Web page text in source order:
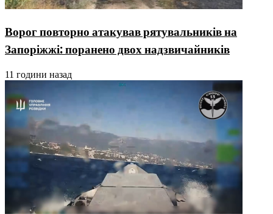
Ворог повторно атакував рятувальників на
Запоріжжі: поранено двох надзвичайників
11 години назад